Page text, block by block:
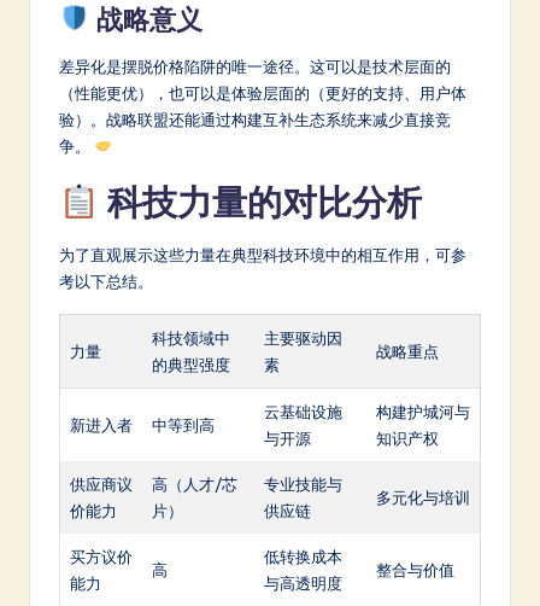
战略意义
差异化是摆脱价格陷阱的唯一途径。这可以是技术层面的
（性能更优），也可以是体验层面的（更好的支持、用户体
验）。战略联盟还能通过构建互补生态系统来减少直接竞
争。
科技力量的对比分析
为了直观展示这些力量在典型科技环境中的相互作用，可参
考以下总结。
力量
科技领域中
的典型强度
主要驱动因
素
战略重点
新进入者 中等到高
云基础设施
与开源
构建护城河与
知识产权
供应商议
价能力
高（人才/芯
片）
专业技能与
供应链
多元化与培训
买方议价
能力
高
低转换成本
与高透明度
整合与价值